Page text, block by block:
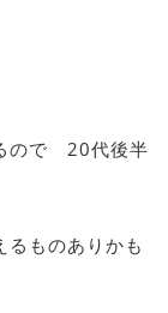
ので 20代後半
ものありかも